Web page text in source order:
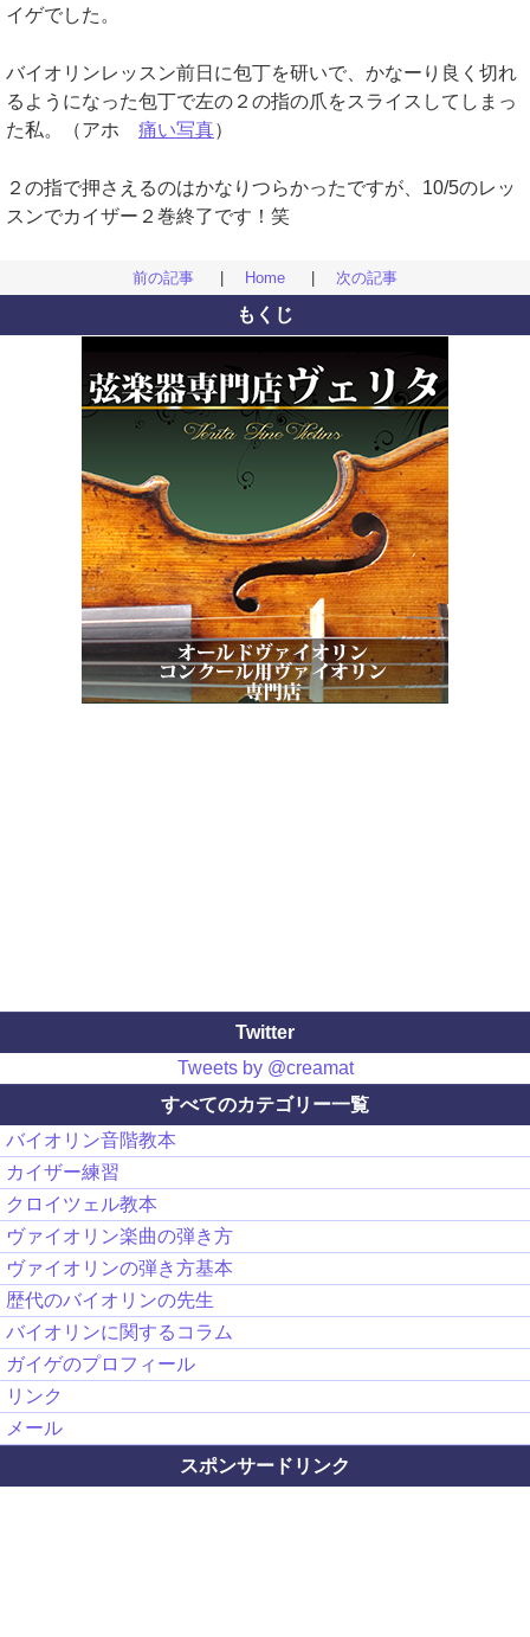
イゲでした。
バイオリンレッスン前日に包丁を研いで、かなーり良く切れ
るようになった包丁で左の２の指の爪をスライスしてしまっ
た私。（アホ 痛い写真）
２の指で押さえるのはかなりつらかったですが、10/5のレッ
スンでカイザー２巻終了です！笑
前の記事 | Home | 次の記事
もくじ
Twitter
Tweets by @creamat
すべてのカテゴリー一覧
バイオリン音階教本
カイザー練習
クロイツェル教本
ヴァイオリン楽曲の弾き方
ヴァイオリンの弾き方基本
歴代のバイオリンの先生
バイオリンに関するコラム
ガイゲのプロフィール
リンク
メール
スポンサードリンク